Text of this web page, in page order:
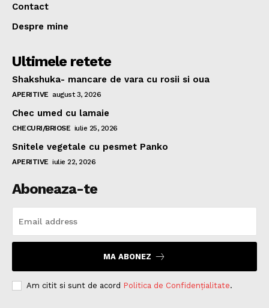
Contact
Despre mine
Ultimele retete
Shakshuka- mancare de vara cu rosii si oua
APERITIVE august 3, 2026
Chec umed cu lamaie
CHECURI/BRIOSE iulie 25, 2026
Snitele vegetale cu pesmet Panko
APERITIVE iulie 22, 2026
Aboneaza-te
MA ABONEZ
Am citit si sunt de acord Politica de Confidențialitate.